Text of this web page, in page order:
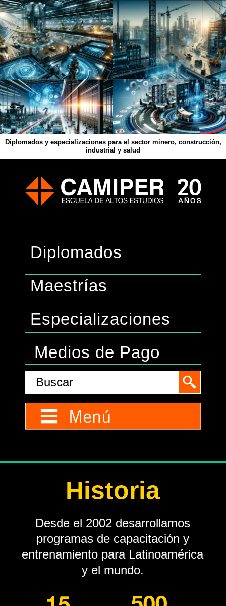
Diplomados y especializaciones para el sector minero, construcción,
industrial y salud
Diplomados
Maestrías
Especializaciones
Medios de Pago
Historia
Desde el 2002 desarrollamos
programas de capacitación y
entrenamiento para Latinoamérica
y el mundo.